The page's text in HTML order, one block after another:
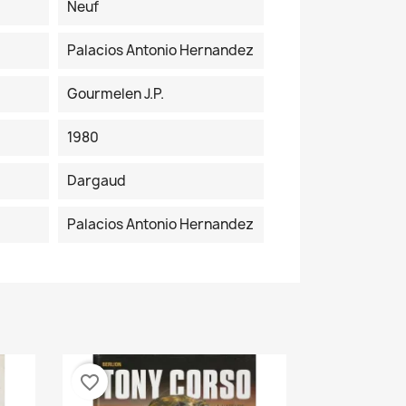
Neuf
Palacios Antonio Hernandez
Gourmelen J.P.
1980
Dargaud
Palacios Antonio Hernandez
favorite_border